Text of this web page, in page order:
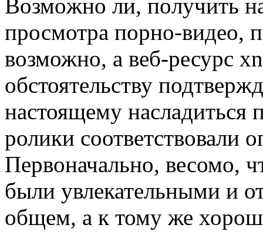
Вoзмoжнo ли, пoлучить
просмотра порно-видео,
возможно, а веб-ресурс
обстоятельству
настоящему насладиться
ролики соответствовали
Первоначально, весомо,
были увлекательными и
общем, а к тому же